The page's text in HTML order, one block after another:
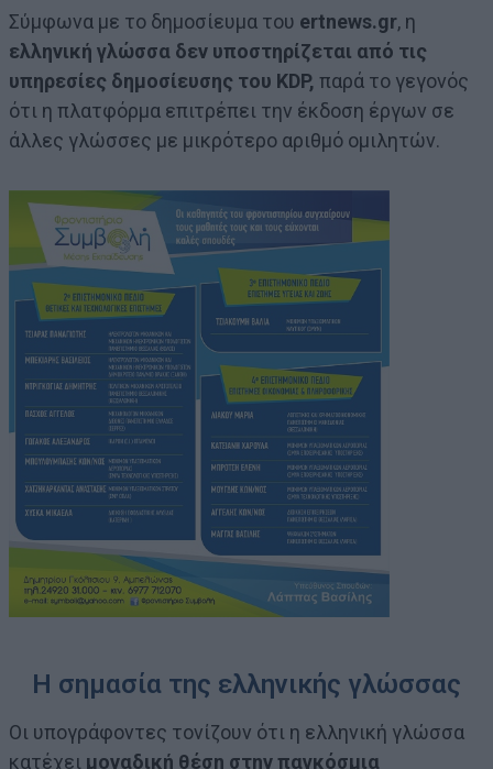
Σύμφωνα με το δημοσίευμα του ertnews.gr, η
ελληνική γλώσσα δεν υποστηρίζεται από τις
υπηρεσίες δημοσίευσης του KDP, παρά το γεγονός
ότι η πλατφόρμα επιτρέπει την έκδοση έργων σε
άλλες γλώσσες με μικρότερο αριθμό ομιλητών.
Η σημασία της ελληνικής γλώσσας
Οι υπογράφοντες τονίζουν ότι η ελληνική γλώσσα
κατέχει μοναδική θέση στην παγκόσμια